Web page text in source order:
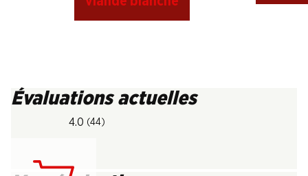
Évaluations actuelles
4.0 (44)